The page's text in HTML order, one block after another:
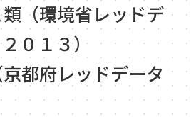
（環境省レッドデ
０１３）
都府レッドデータ